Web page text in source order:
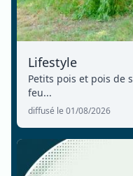
Lifestyle
Petits pois et pois de
feu...
diffusé le 01/08/2026